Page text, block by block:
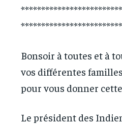
Bonsoir à toutes et à
vos différentes
pour vous donner
Le président des